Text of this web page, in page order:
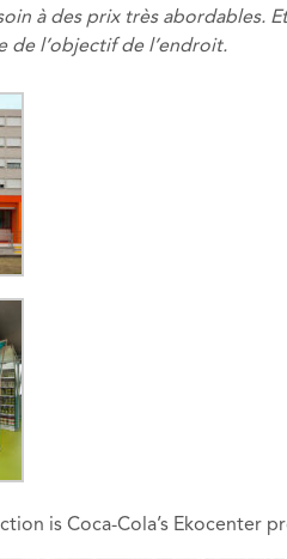
à des prix très abordables.
l’objectif de l’endroit.
is Coca-Cola’s Ekocenter